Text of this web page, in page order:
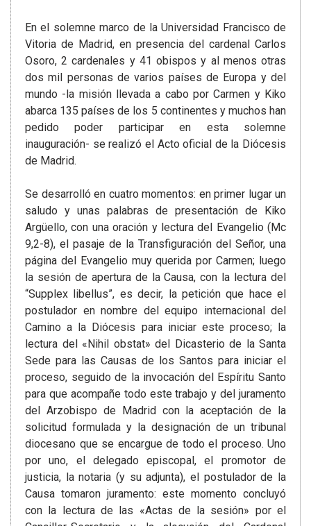
En el solemne marco de la Universidad Francisco de
Vitoria de Madrid, en presencia del cardenal Carlos
Osoro, 2 cardenales y 41 obispos y al menos otras
dos mil personas de varios países de Europa y del
mundo -la misión llevada a cabo por Carmen y Kiko
abarca 135 países de los 5 continentes y muchos han
pedido poder participar en esta solemne
inauguración- se realizó el Acto oficial de la Diócesis
de Madrid.
Se desarrolló en cuatro momentos: en primer lugar un
saludo y unas palabras de presentación de Kiko
Argüello, con una oración y lectura del Evangelio (Mc
9,2-8), el pasaje de la Transfiguración del Señor, una
página del Evangelio muy querida por Carmen; luego
la sesión de apertura de la Causa, con la lectura del
“Supplex libellus”, es decir, la petición que hace el
postulador en nombre del equipo internacional del
Camino a la Diócesis para iniciar este proceso; la
lectura del «Nihil obstat» del Dicasterio de la Santa
Sede para las Causas de los Santos para iniciar el
proceso, seguido de la invocación del Espíritu Santo
para que acompañe todo este trabajo y del juramento
del Arzobispo de Madrid con la aceptación de la
solicitud formulada y la designación de un tribunal
diocesano que se encargue de todo el proceso. Uno
por uno, el delegado episcopal, el promotor de
justicia, la notaria (y su adjunta), el postulador de la
Causa tomaron juramento: este momento concluyó
con la lectura de las «Actas de la sesión» por el